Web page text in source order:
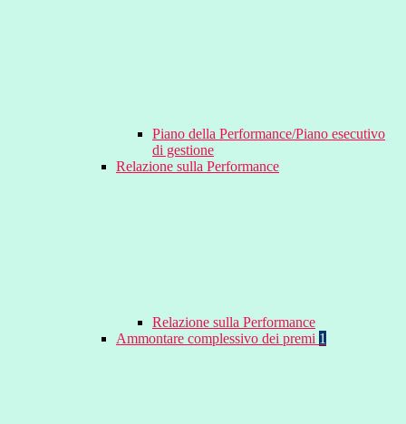
Piano della Performance/Piano esecutivo
di gestione
Relazione sulla Performance
Relazione sulla Performance
Ammontare complessivo dei premi 1